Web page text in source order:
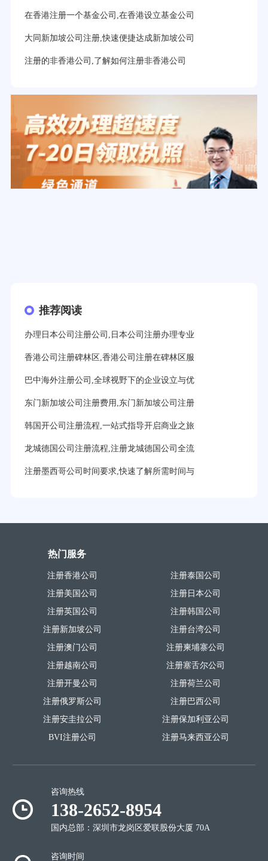
在香港注册一个基金公司,在香港设立基金公司
大同新加坡公司注册,快速便捷达成新加坡公司
注册的非香港公司,了解如何注册非香港公司
推荐阅读
办理日本公司注册公司,日本公司注册办理专业
香港公司注册碑林区,香港公司注册在碑林区服
巴中海外注册公司,全球视野下的企业设立与优
东门新加坡公司注册费用,东门新加坡公司注册
韩国开公司注册流程,一站式指导开启商业之旅
龙城德国公司注册流程,注册龙城德国公司全流
注册墨西哥公司时间要求,快速了解所需时间与
热门服务
注册香港公司
注册美国公司
注册英国公司
注册新加坡公司
注册澳门公司
注册泰国公司
注册日本公司
注册韩国公司
注册台湾公司
注册柬埔寨公司
注册越南公司
注册开曼公司
注册俄罗斯公司
注册安圭拉公司
BVI注册公司
注册塞舌尔公司
注册荷兰公司
注册巴西公司
注册保加利亚公司
注册马来西亚公司
咨询热线
138-2652-8954
国内总部：深圳市龙岗区爱联股份大厦 70A
咨询时间